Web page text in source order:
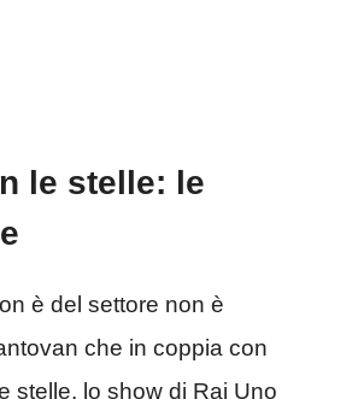
le stelle: le
è del settore non è
che in coppia con
stelle, lo show di Rai Uno